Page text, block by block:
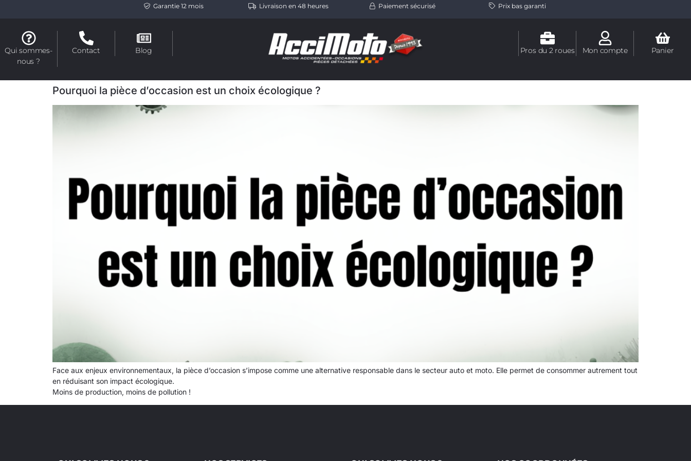
Garantie 12 mois Livraison en 48 heures Paiement sécurisé Prix bas garanti
Qui sommes-
nous ?
Contact Blog Pros du 2 roues Mon compte Panier
Pourquoi la pièce d’occasion est un choix écologique ?
Face aux enjeux environnementaux, la pièce d’occasion s’impose comme une alternative responsable dans le secteur auto et moto. Elle permet de consommer autrement tout
en réduisant son impact écologique.
Moins de production, moins de pollution !